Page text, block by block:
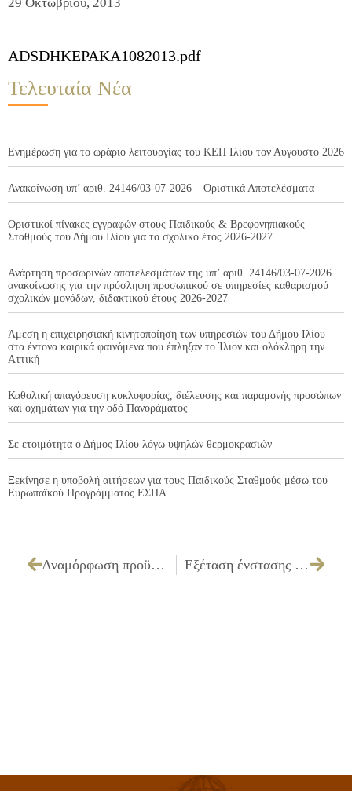
ADSDHKEPAKA1082013.pdf
Τελευταία Νέα
Ενημέρωση για το ωράριο λειτουργίας του ΚΕΠ Ιλίου τον Αύγουστο 2026
Ανακοίνωση υπ’ αριθ. 24146/03-07-2026 – Οριστικά Αποτελέσματα
Οριστικοί πίνακες εγγραφών στους Παιδικούς & Βρεφονηπιακούς
Σταθμούς του Δήμου Ιλίου για το σχολικό έτος 2026-2027
Ανάρτηση προσωρινών αποτελεσμάτων της υπ’ αριθ. 24146/03-07-2026
ανακοίνωσης για την πρόσληψη προσωπικού σε υπηρεσίες καθαρισμού
σχολικών μονάδων, διδακτικού έτους 2026-2027
Άμεση η επιχειρησιακή κινητοποίηση των υπηρεσιών του Δήμου Ιλίου
στα έντονα καιρικά φαινόμενα που έπληξαν το Ίλιον και ολόκληρη την
Αττική
Καθολική απαγόρευση κυκλοφορίας, διέλευσης και παραμονής προσώπων
και οχημάτων για την οδό Πανοράματος
Σε ετοιμότητα ο Δήμος Ιλίου λόγω υψηλών θερμοκρασιών
Ξεκίνησε η υποβολή αιτήσεων για τους Παιδικούς Σταθμούς μέσω του
Ευρωπαϊκού Προγράμματος ΕΣΠΑ
Αναμόρφωση προϋπολογισμού του Ν.Π.Δ.Δ. ΔΗ.ΚΕ.Π.Α.Κ.Α. Δήμου Ιλίου, οικονομικού έτους 2013 Εξέταση ένστασης κατά του πρόχειρου διαγωνισμού για την “Προμήθεια εξοπλισμού για τον Βρεφονηπιακό Σταθμό στο Ο.Τ. 740”